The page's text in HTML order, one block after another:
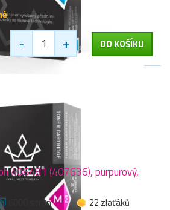
- + DO KOŠÍKU
406481 (407636), purpurový,
6000 stran
22 zlaťáků